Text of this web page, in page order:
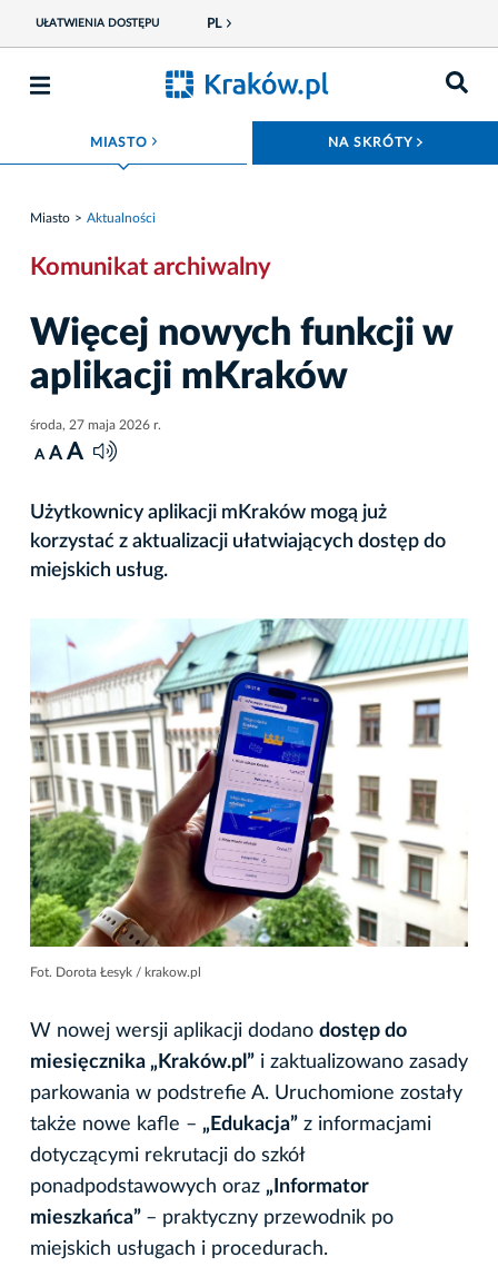
UŁATWIENIA DOSTĘPU PL
MIASTO ROZWIŃ MENU NA SKRÓTY
Miasto Aktualności
Komunikat archiwalny
Więcej nowych funkcji w
aplikacji mKraków
środa, 27 maja 2026 r.
A A A
Użytkownicy aplikacji mKraków mogą już
korzystać z aktualizacji ułatwiających dostęp do
miejskich usług.
Fot. Dorota Łesyk / krakow.pl
W nowej wersji aplikacji dodano dostęp do
miesięcznika „Kraków.pl” i zaktualizowano zasady
parkowania w podstrefie A. Uruchomione zostały
także nowe kafle – „Edukacja” z informacjami
dotyczącymi rekrutacji do szkół
ponadpodstawowych oraz „Informator
mieszkańca” – praktyczny przewodnik po
miejskich usługach i procedurach.